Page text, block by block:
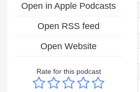
Open in Apple Podcasts
Open RSS feed
Open Website
Rate for this podcast